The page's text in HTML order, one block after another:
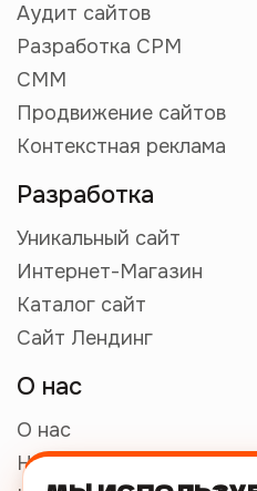
Аудит сайтов
Разработка СРМ
СММ
Продвижение сайтов
Контекстная реклама
Разработка
Уникальный сайт
Интернет-Магазин
Каталог сайт
Сайт Лендинг
О нас
О нас
Наши работы